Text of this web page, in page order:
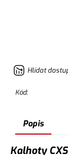
Hlídat
Kód:
Popis
Kalhoty